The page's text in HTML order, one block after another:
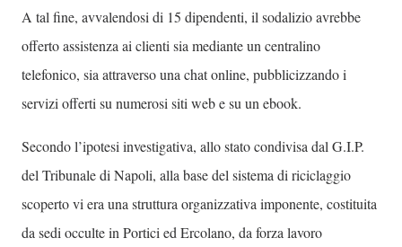
A tal fine, avvalendosi di 15 dipendenti, il sodalizio avrebbe
offerto assistenza ai clienti sia mediante un centralino
telefonico, sia attraverso una chat online, pubblicizzando i
servizi offerti su numerosi siti web e su un ebook.
Secondo l’ipotesi investigativa, allo stato condivisa dal G.I.P.
del Tribunale di Napoli, alla base del sistema di riciclaggio
scoperto vi era una struttura organizzativa imponente, costituita
da sedi occulte in Portici ed Ercolano, da forza lavoro